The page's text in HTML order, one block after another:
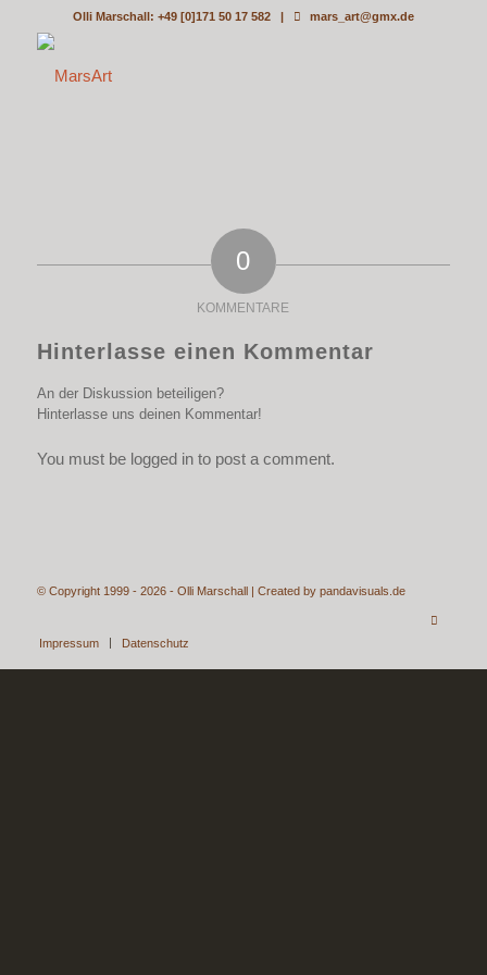
Olli Marschall: +49 [0]171 50 17 582 | mars_art@gmx.de
0
KOMMENTARE
Hinterlasse einen Kommentar
An der Diskussion beteiligen?
Hinterlasse uns deinen Kommentar!
You must be logged in to post a comment.
© Copyright 1999 - 2026 - Olli Marschall | Created by pandavisuals.de
Impressum Datenschutz